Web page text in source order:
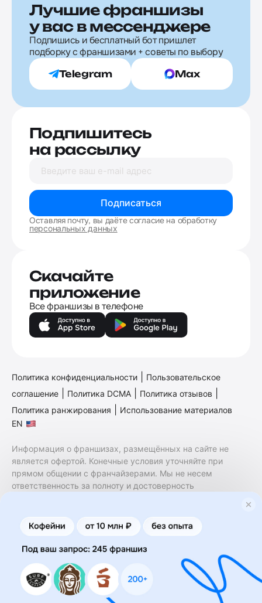
Лучшие франшизы
у вас в мессенджере
Подпишись и бесплатный бот пришлет
подборку с франшизами + советы по выбору
Telegram Max
Подпишитесь
на рассылку
Подписаться
Оставляя почту, вы даёте согласие на обработку
персональных данных
Скачайте
приложение
Все франшизы в телефоне
Политика конфиденциальности
Пользовательское
соглашение
Политика DCMA Политика отзывов
Политика ранжирования
Использование материалов
EN
Информация о франшизах, размещённых на сайте не
является офертой. Конечные условия уточняйте при
прямом общении с франчайзерами. Мы не несем
ответственность за полноту и достоверность
финансовые услуги. Заключение договоров
коммерческой концессии (франчайзинга) осуществляется
правообладателями/их представителями. Бизнесменс.ру
не является посредником или представителем
правообладателя и не несет ответственность за условия
предоставления франшизы и действия лиц,
осуществленные на основании информации, имеющейся